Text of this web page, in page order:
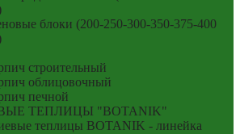
блоки (200-250-300-350-375-400
строительный
облицовочный
печной
ТЕПЛИЦЫ "BOTANIK"
теплицы BOTANIK - линейка